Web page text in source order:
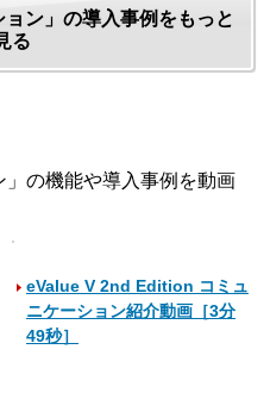
ョン」の導入事例をもっと
る
」の機能や導入事例を動画
eValue V 2nd Edition コミュ
ニケーション紹介動画［3分
49秒］